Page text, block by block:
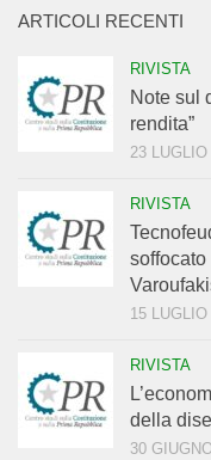
ARTICOLI RECENTI
RIVISTA
Note sul
rendita”
23
RIVISTA
15
RIVISTA
della
30